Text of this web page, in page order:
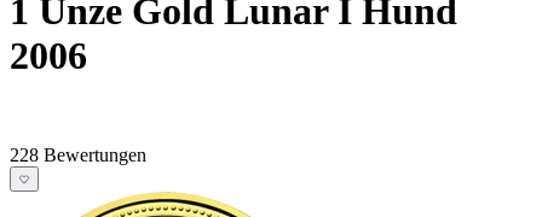
1 Unze Gold Lunar I Hund
2006
228 Bewertungen